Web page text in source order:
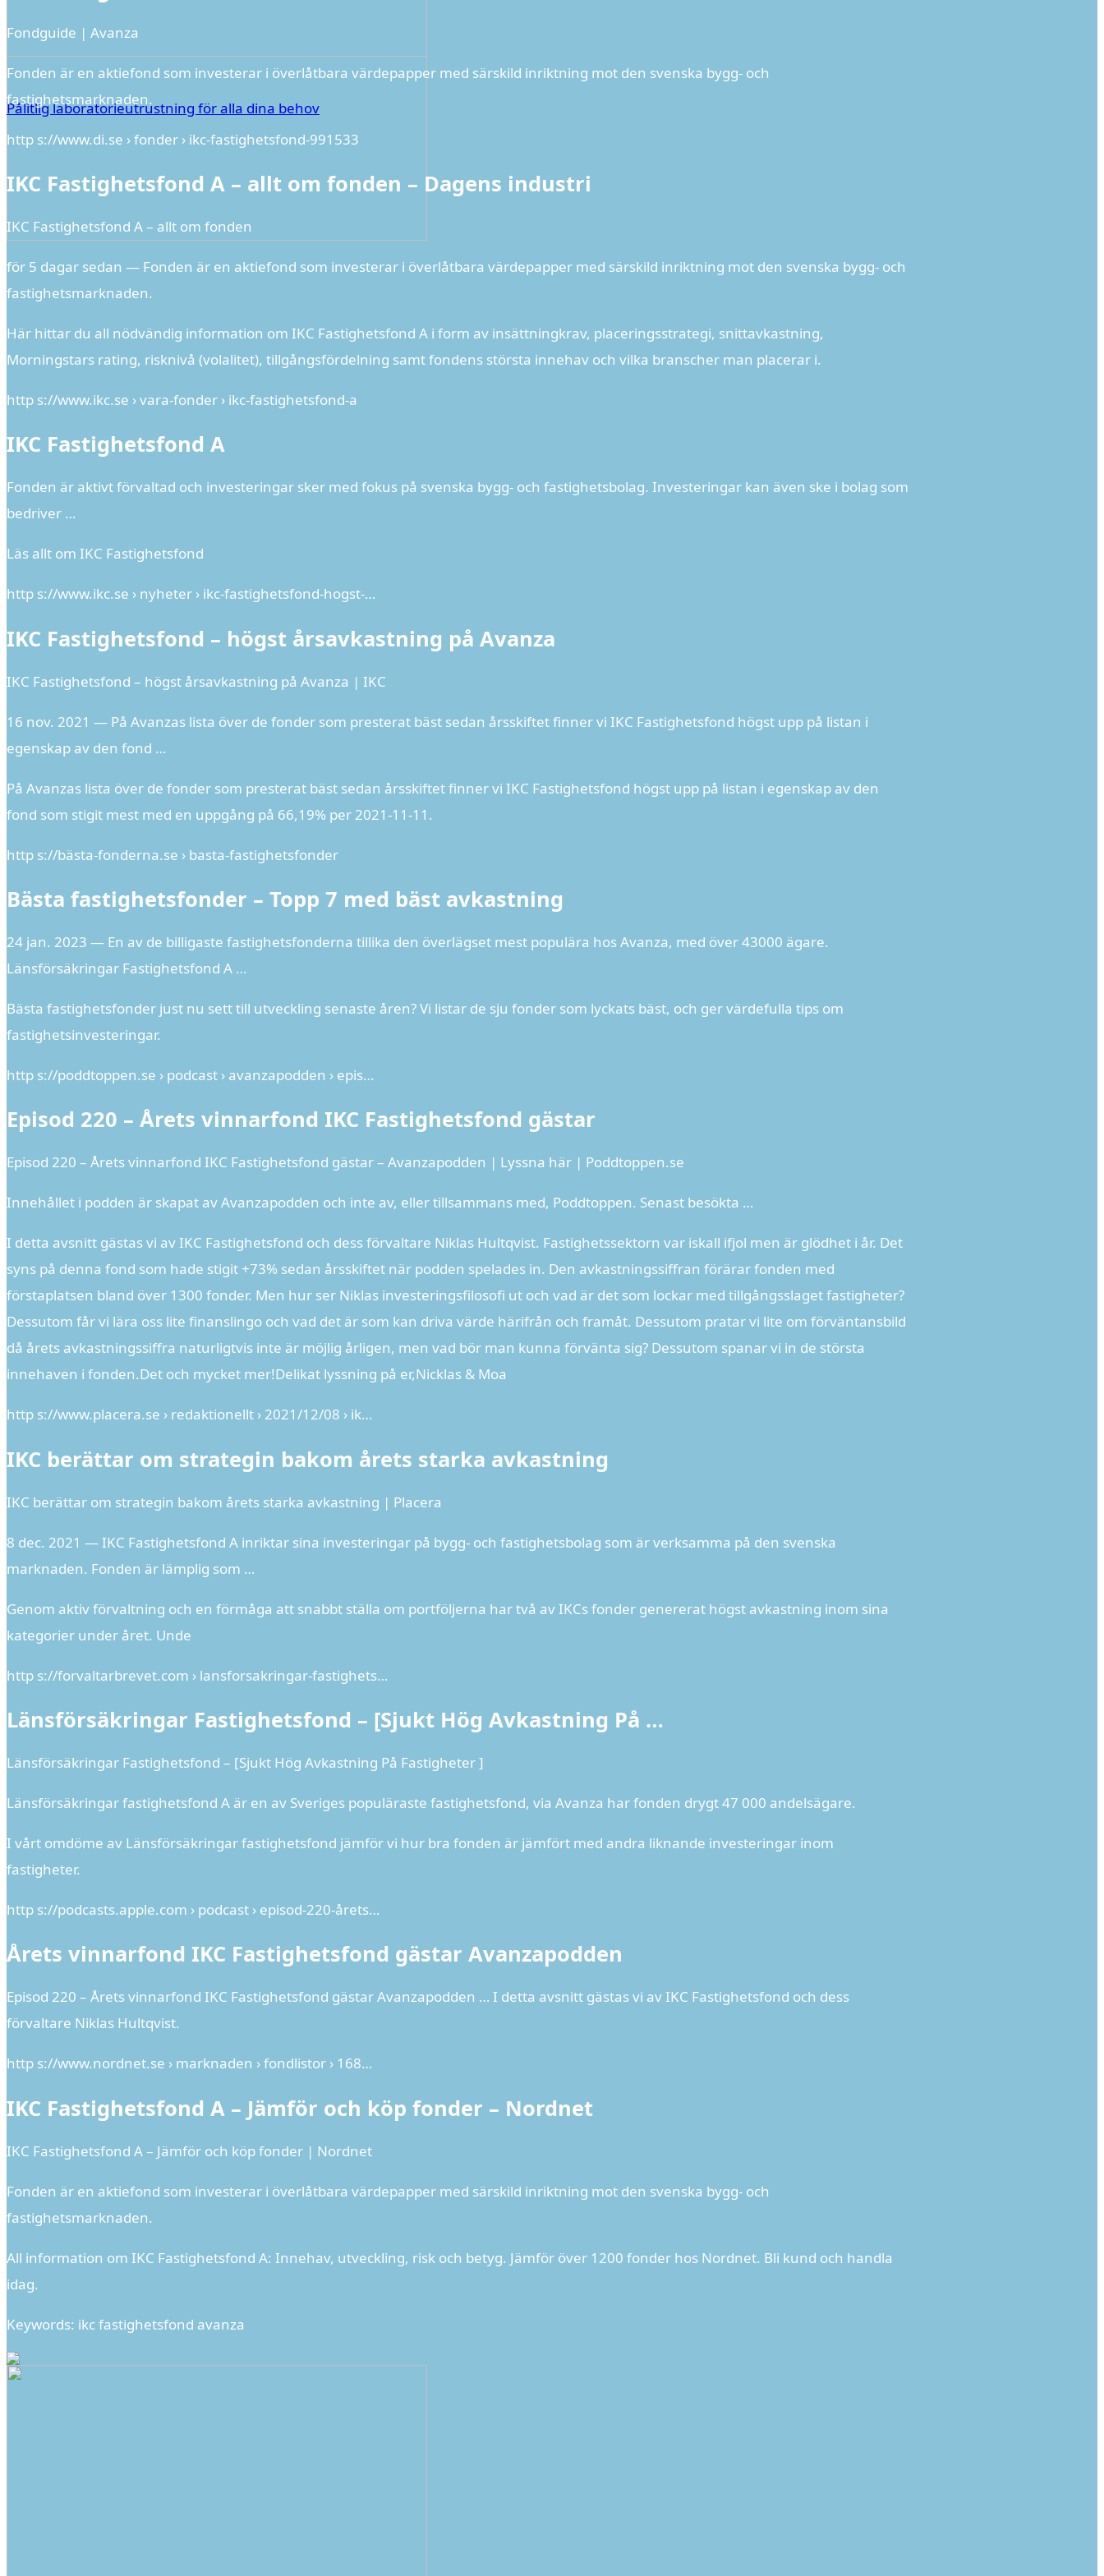
Pålitlig laboratorieutrustning för alla dina behov
Fondguide | Avanza
Fonden är en aktiefond som investerar i överlåtbara värdepapper med särskild inriktning mot den svenska bygg- och
fastighetsmarknaden.
http s://www.di.se › fonder › ikc-fastighetsfond-991533
IKC Fastighetsfond A – allt om fonden – Dagens industri
IKC Fastighetsfond A – allt om fonden
för 5 dagar sedan — Fonden är en aktiefond som investerar i överlåtbara värdepapper med särskild inriktning mot den svenska bygg- och
fastighetsmarknaden.
Här hittar du all nödvändig information om IKC Fastighetsfond A i form av insättningkrav, placeringsstrategi, snittavkastning,
Morningstars rating, risknivå (volalitet), tillgångsfördelning samt fondens största innehav och vilka branscher man placerar i.
http s://www.ikc.se › vara-fonder › ikc-fastighetsfond-a
IKC Fastighetsfond A
Fonden är aktivt förvaltad och investeringar sker med fokus på svenska bygg- och fastighetsbolag. Investeringar kan även ske i bolag som
bedriver …
Läs allt om IKC Fastighetsfond
http s://www.ikc.se › nyheter › ikc-fastighetsfond-hogst-…
IKC Fastighetsfond – högst årsavkastning på Avanza
IKC Fastighetsfond – högst årsavkastning på Avanza | IKC
16 nov. 2021 — På Avanzas lista över de fonder som presterat bäst sedan årsskiftet finner vi IKC Fastighetsfond högst upp på listan i
egenskap av den fond …
På Avanzas lista över de fonder som presterat bäst sedan årsskiftet finner vi IKC Fastighetsfond högst upp på listan i egenskap av den
fond som stigit mest med en uppgång på 66,19% per 2021-11-11.
http s://bästa-fonderna.se › basta-fastighetsfonder
Bästa fastighetsfonder – Topp 7 med bäst avkastning
24 jan. 2023 — En av de billigaste fastighetsfonderna tillika den överlägset mest populära hos Avanza, med över 43000 ägare.
Länsförsäkringar Fastighetsfond A …
Bästa fastighetsfonder just nu sett till utveckling senaste åren? Vi listar de sju fonder som lyckats bäst, och ger värdefulla tips om
fastighetsinvesteringar.
http s://poddtoppen.se › podcast › avanzapodden › epis…
Episod 220 – Årets vinnarfond IKC Fastighetsfond gästar
Episod 220 – Årets vinnarfond IKC Fastighetsfond gästar – Avanzapodden | Lyssna här | Poddtoppen.se
Innehållet i podden är skapat av Avanzapodden och inte av, eller tillsammans med, Poddtoppen. Senast besökta …
I detta avsnitt gästas vi av IKC Fastighetsfond och dess förvaltare Niklas Hultqvist. Fastighetssektorn var iskall ifjol men är glödhet i år. Det
syns på denna fond som hade stigit +73% sedan årsskiftet när podden spelades in. Den avkastningssiffran förärar fonden med
förstaplatsen bland över 1300 fonder. Men hur ser Niklas investeringsfilosofi ut och vad är det som lockar med tillgångsslaget fastigheter?
Dessutom får vi lära oss lite finanslingo och vad det är som kan driva värde härifrån och framåt. Dessutom pratar vi lite om förväntansbild
då årets avkastningssiffra naturligtvis inte är möjlig årligen, men vad bör man kunna förvänta sig? Dessutom spanar vi in de största
innehaven i fonden.Det och mycket mer!Delikat lyssning på er,Nicklas & Moa
http s://www.placera.se › redaktionellt › 2021/12/08 › ik…
IKC berättar om strategin bakom årets starka avkastning
IKC berättar om strategin bakom årets starka avkastning | Placera
8 dec. 2021 — IKC Fastighetsfond A inriktar sina investeringar på bygg- och fastighetsbolag som är verksamma på den svenska
marknaden. Fonden är lämplig som …
Genom aktiv förvaltning och en förmåga att snabbt ställa om portföljerna har två av IKCs fonder genererat högst avkastning inom sina
kategorier under året. Unde
http s://forvaltarbrevet.com › lansforsakringar-fastighets…
Länsförsäkringar Fastighetsfond – [Sjukt Hög Avkastning På …
Länsförsäkringar Fastighetsfond – [Sjukt Hög Avkastning På Fastigheter ]
Länsförsäkringar fastighetsfond A är en av Sveriges populäraste fastighetsfond, via Avanza har fonden drygt 47 000 andelsägare.
I vårt omdöme av Länsförsäkringar fastighetsfond jämför vi hur bra fonden är jämfört med andra liknande investeringar inom
fastigheter.
http s://podcasts.apple.com › podcast › episod-220-årets…
Årets vinnarfond IKC Fastighetsfond gästar Avanzapodden
Episod 220 – Årets vinnarfond IKC Fastighetsfond gästar Avanzapodden … I detta avsnitt gästas vi av IKC Fastighetsfond och dess
förvaltare Niklas Hultqvist.
http s://www.nordnet.se › marknaden › fondlistor › 168…
IKC Fastighetsfond A – Jämför och köp fonder – Nordnet
IKC Fastighetsfond A – Jämför och köp fonder | Nordnet
Fonden är en aktiefond som investerar i överlåtbara värdepapper med särskild inriktning mot den svenska bygg- och
fastighetsmarknaden.
All information om IKC Fastighetsfond A: Innehav, utveckling, risk och betyg. Jämför över 1200 fonder hos Nordnet. Bli kund och handla
idag.
Keywords: ikc fastighetsfond avanza